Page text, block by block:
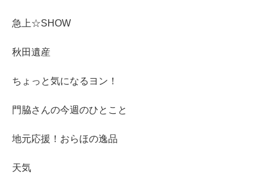
急上☆SHOW
秋田遺産
ちょっと気になるヨン！
門脇さんの今週のひとこと
地元応援！おらほの逸品
天気